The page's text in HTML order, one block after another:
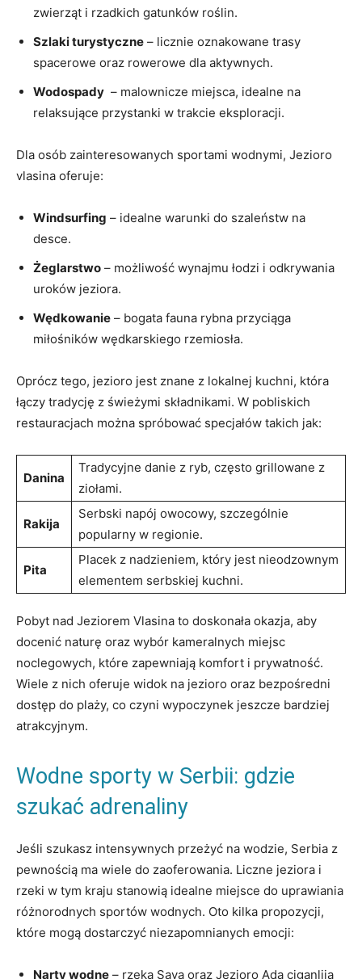
zwierząt i‍ rzadkich gatunków⁣ roślin.
Szlaki ⁣turystyczne – licznie oznakowane trasy
spacerowe oraz rowerowe ⁢dla⁤ aktywnych.
Wodospady ⁣ –​ malownicze miejsca, idealne ⁢na⁢
relaksujące⁣ przystanki w⁢ trakcie ⁣eksploracji.
Dla osób zainteresowanych⁢ sportami wodnymi, Jezioro
vlasina oferuje:
Windsurfing –​ idealne warunki⁤ do⁢ szaleństw na⁢
desce.
Żeglarstwo – możliwość wynajmu łodzi i odkrywania
uroków jeziora.
Wędkowanie ‌– bogata fauna rybna przyciąga
⁣miłośników wędkarskiego rzemiosła.
Oprócz tego,⁣ jezioro ⁤jest znane z lokalnej kuchni, która
łączy tradycję z świeżymi ⁤składnikami.⁢ W pobliskich
restauracjach⁢ można spróbować specjałów takich jak:
Danina
Tradycyjne danie z ryb, często⁣ grillowane ⁣z
ziołami.
Rakija
Serbski napój owocowy, szczególnie
popularny w ⁤regionie.
Pita
Placek z nadzieniem, który jest nieodzownym
​elementem serbskiej kuchni.
Pobyt nad Jeziorem Vlasina‌ to doskonała⁤ okazja, aby
docenić naturę oraz wybór kameralnych miejsc
⁢noclegowych,‍ które zapewniają⁤ komfort ⁣i prywatność.
Wiele z nich ⁢oferuje widok na jezioro ‌oraz⁣ bezpośredni
dostęp do​ plaży, co czyni wypoczynek jeszcze bardziej⁣
atrakcyjnym.
Wodne sporty w⁤ Serbii: gdzie
szukać adrenaliny
Jeśli‍ szukasz intensywnych przeżyć na wodzie, Serbia z‍
pewnością ‌ma wiele do zaoferowania. Liczne jeziora i
rzeki w tym kraju stanowią idealne ⁤miejsce do uprawiania
różnorodnych⁣ sportów ‍wodnych. Oto kilka propozycji,
które mogą ‍dostarczyć niezapomnianych emocji:
Narty⁣ wodne – ​rzeka Sava ‌oraz Jezioro ⁢Ada ciganlija